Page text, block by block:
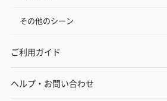
その他のシーン
ご利用ガイド
ヘルプ・お問い合わせ